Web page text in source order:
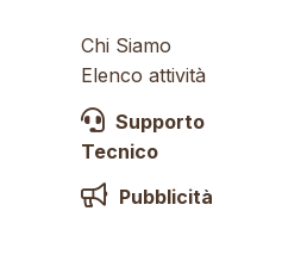
Chi Siamo
Elenco attività
Supporto
Tecnico
Pubblicità